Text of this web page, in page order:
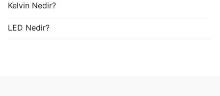
Kelvin Nedir?
LED Nedir?